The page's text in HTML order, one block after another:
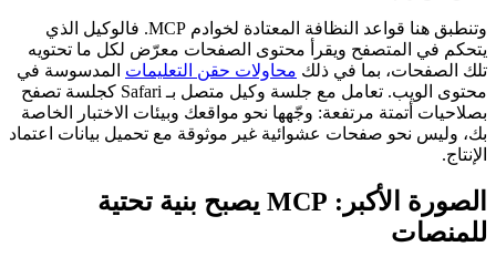
وتنطبق هنا قواعد النظافة المعتادة لخوادم MCP. فالوكيل الذي
يتحكم في المتصفح ويقرأ محتوى الصفحات معرّض لكل ما تحتويه
تلك الصفحات، بما في ذلكمحاولات حقن التعليماتالمدسوسة في
محتوى الويب. تعامل مع جلسة وكيل متصل بـ Safari كجلسة تصفح
بصلاحيات أتمتة مرتفعة: وجّهها نحو مواقعك وبيئات الاختبار الخاصة
بك، وليس نحو صفحات عشوائية غير موثوقة مع تحميل بيانات اعتماد
الإنتاج.
الصورة الأكبر: MCP يصبح بنية تحتية
للمنصات